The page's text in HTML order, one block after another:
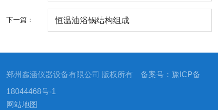
下一篇： 恒温油浴锅结构组成
郑州鑫涵仪器设备有限公司 版权所有备案号：豫ICP备
18044468号-1
网站地图